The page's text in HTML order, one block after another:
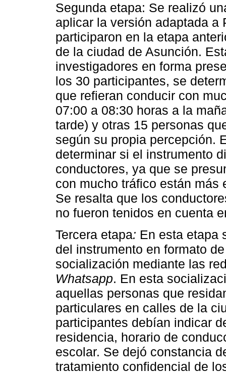
Segunda etapa: Se realizó
aplicar la versión adaptada a
participaron en la etapa
de la ciudad de Asunción.
investigadores en forma
los 30 participantes, se
que refieran conducir con
07:00 a 08:30 horas a la
tarde) y otras 15 personas
según su propia percepción.
determinar si el instrumento
conductores, ya que se
con mucho tráfico están más
Se resalta que los
no fueron tenidos en cuenta
Tercera etapa: En esta etapa
del instrumento en formato
socialización mediante las
Whatsapp. En esta
aquellas personas que
particulares en calles de la
participantes debían indicar
residencia, horario de
escolar. Se dejó constancia
tratamiento confidencial de